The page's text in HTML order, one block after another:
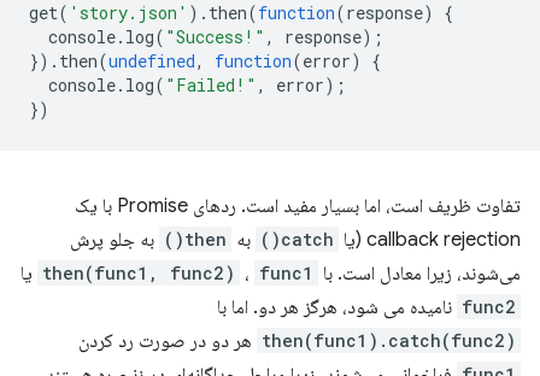
get( 'story.json' ). then(function(response)
{
console. log( "Success!" , response);
}). then(undefined, function(error)
{
console. log( "Failed!" , error);
})
تفاوت ظریف است، اما بسیار مفید است. ردهای Promise با یک
callback rejection (یا
catch() به then()
به جلو پرش
می‌شوند، زیرا معادل است. با
then(func1, func2) ، func1 یا
func2 نامیده می شود، هرگز هر دو. اما با
then(func1).catch(func2) هر دو در صورت رد کردن